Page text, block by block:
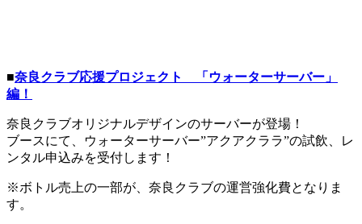
■奈良クラブ応援プロジェクト 「ウォーターサーバー」
編！
奈良クラブオリジナルデザインのサーバーが登場！
ブースにて、ウォーターサーバー”アクアクララ”の試飲、レ
ンタル申込みを受付します！
※ボトル売上の一部が、奈良クラブの運営強化費となりま
す。